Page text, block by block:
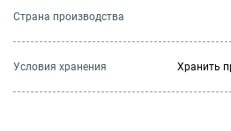
Страна производства
Условия хранения Хранить